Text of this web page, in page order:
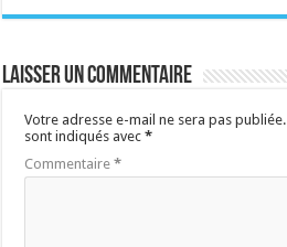
Laisser un commentaire
Votre adresse e-mail ne sera pas publiée.
sont indiqués avec*
Commentaire*